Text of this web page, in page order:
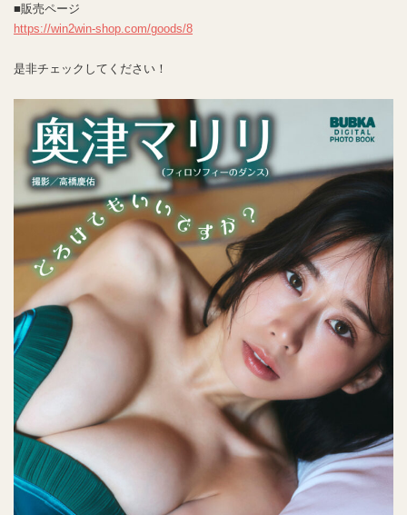
■販売ページ
https://win2win-shop.com/goods/8
是非チェックしてください！